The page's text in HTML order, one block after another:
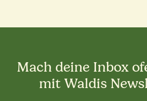
Mach deine Inbox
mit Waldis